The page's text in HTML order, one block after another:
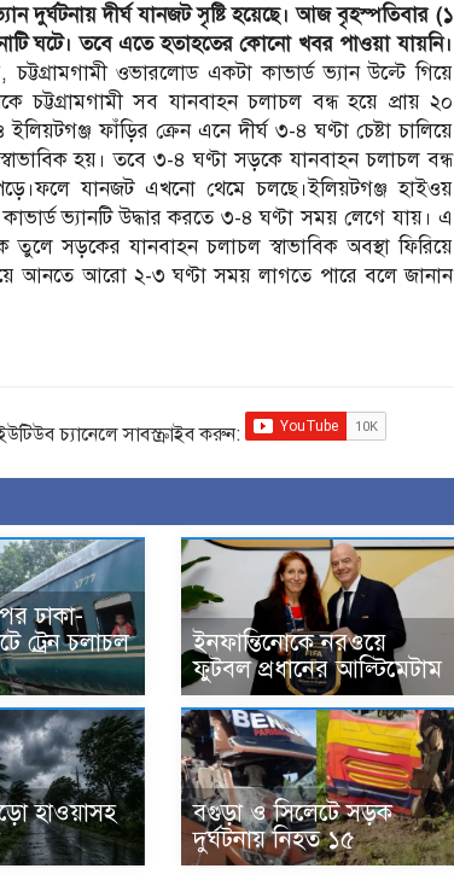
দুর্ঘটনায় দীর্ঘ যানজট সৃষ্টি হয়েছে। আজ বৃহস্পতিবার (১
ঘটে। তবে এতে হতাহতের কোনো খবর পাওয়া যায়নি।
ওভারলোড একটা কাভার্ড ভ্যান উল্টে গিয়ে
সব যানবাহন চলাচল বন্ধ হয়ে প্রায় ২০
ফাঁড়ির ক্রেন এনে দীর্ঘ ৩-৪ ঘণ্টা চেষ্টা চালিয়ে
হয়। তবে ৩-৪ ঘণ্টা সড়কে যানবাহন চলাচল বন্ধ
যানজট এখনো থেমে চলছে।ইলিয়টগঞ্জ হাইওয়
ভ্যানটি উদ্ধার করতে ৩-৪ ঘণ্টা সময় লেগে যায়। এ
সড়কের যানবাহন চলাচল স্বাভাবিক অবস্থা ফিরিয়ে
আনতে আরো ২-৩ ঘণ্টা সময় লাগতে পারে বলে জানান
চ্যানেলে সাবস্ক্রাইব করুন:
ঢাকা-
ট্রেন চলাচল
ইনফান্তিনোকে নরওয়ে
ফুটবল প্রধানের আল্টিমেটাম
হাওয়াসহ
বগুড়া ও সিলেটে সড়ক
দুর্ঘটনায় নিহত ১৫